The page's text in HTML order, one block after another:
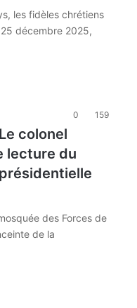
les fidèles chrétiens
décembre 2025,
0 159
colonel
lecture du
des Forces de
de la